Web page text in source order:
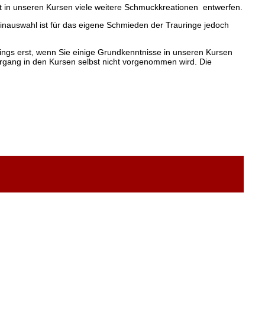
unseren Kursen viele weitere Schmuckkreationen entwerfen.
ist für das eigene Schmieden der Trauringe jedoch
erst, wenn Sie einige Grundkenntnisse in unseren Kursen
in den Kursen selbst nicht vorgenommen wird. Die